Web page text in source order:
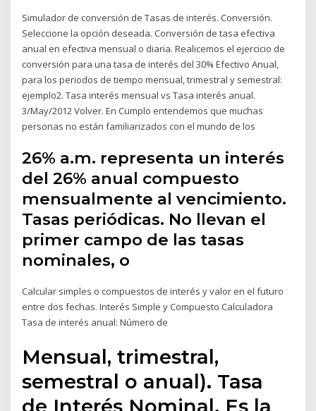
Simulador de conversión de Tasas de interés. Conversión.
Seleccione la opción deseada. Conversión de tasa efectiva
anual en efectiva mensual o diaria. Realicemos el ejercicio de
conversión para una tasa de interés del 30% Efectivo Anual,
para los periodos de tiempo mensual, trimestral y semestral:
ejemplo2. Tasa interés mensual vs Tasa interés anual.
3/May/2012 Volver. En Cumplo entendemos que muchas
personas no están familiarizados con el mundo de los
26% a.m. representa un interés
del 26% anual compuesto
mensualmente al vencimiento.
Tasas periódicas. No llevan el
primer campo de las tasas
nominales, o
Calcular simples o compuestos de interés y valor en el futuro
entre dos fechas. Interés Simple y Compuesto Calculadora
Tasa de interés anual: Número de
Mensual, trimestral,
semestral o anual). Tasa
de Interés Nominal. Es la